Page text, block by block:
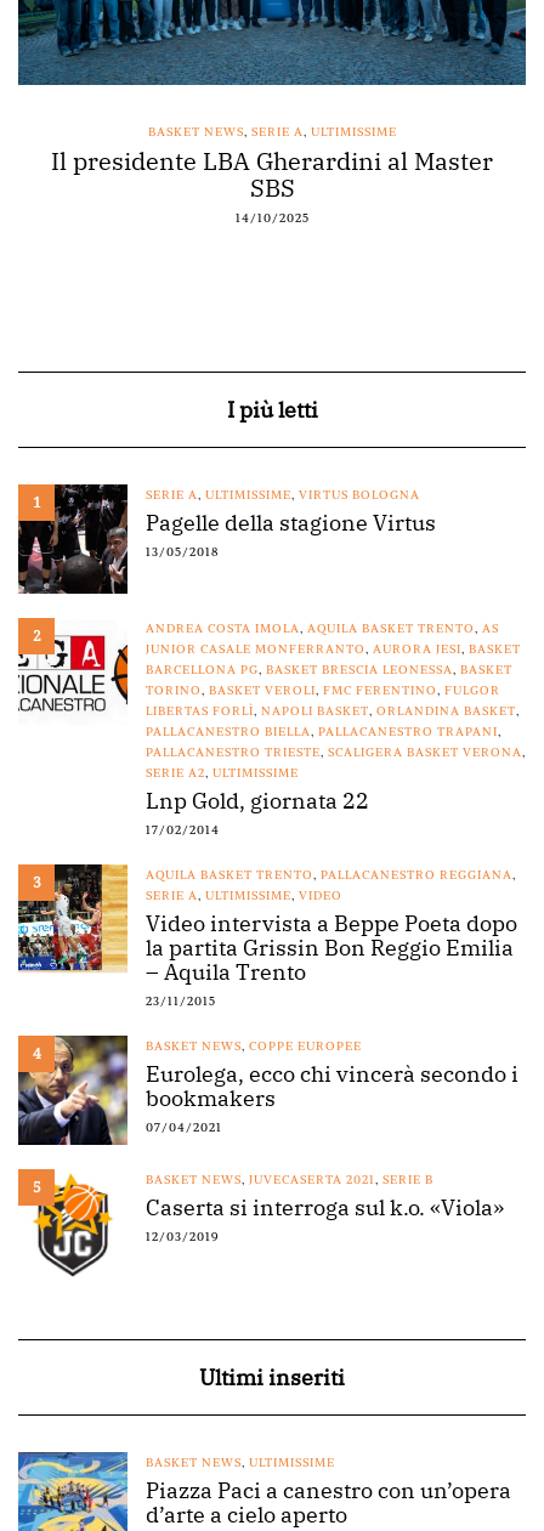
BASKET NEWS, SERIE A, ULTIMISSIME
Il presidente LBA Gherardini al Master
SBS
14/10/2025
I più letti
1 SERIE A, ULTIMISSIME, VIRTUS BOLOGNA
Pagelle della stagione Virtus
13/05/2018
2 ANDREA COSTA IMOLA, AQUILA BASKET TRENTO, AS
JUNIOR CASALE MONFERRANTO, AURORA JESI, BASKET
BARCELLONA PG, BASKET BRESCIA LEONESSA, BASKET
TORINO, BASKET VEROLI, FMC FERENTINO, FULGOR
LIBERTAS FORLÌ, NAPOLI BASKET, ORLANDINA BASKET,
PALLACANESTRO BIELLA, PALLACANESTRO TRAPANI,
PALLACANESTRO TRIESTE, SCALIGERA BASKET VERONA,
SERIE A2, ULTIMISSIME
Lnp Gold, giornata 22
17/02/2014
3 AQUILA BASKET TRENTO, PALLACANESTRO REGGIANA,
SERIE A, ULTIMISSIME, VIDEO
Video intervista a Beppe Poeta dopo
la partita Grissin Bon Reggio Emilia
– Aquila Trento
23/11/2015
4 BASKET NEWS, COPPE EUROPEE
Eurolega, ecco chi vincerà secondo i
bookmakers
07/04/2021
5 BASKET NEWS, JUVECASERTA 2021, SERIE B
Caserta si interroga sul k.o. «Viola»
12/03/2019
Ultimi inseriti
BASKET NEWS, ULTIMISSIME
Piazza Paci a canestro con un’opera
d’arte a cielo aperto